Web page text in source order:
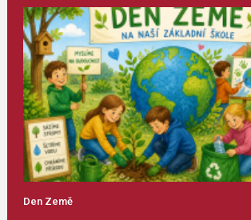
Den Země